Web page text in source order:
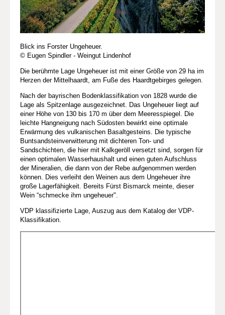
Blick ins Forster Ungeheuer.
© Eugen Spindler - Weingut Lindenhof
Die berühmte Lage Ungeheuer ist mit einer Größe von 29 ha im
Herzen der Mittelhaardt, am Fuße des Haardtgebirges gelegen.
Nach der bayrischen Bodenklassifikation von 1828 wurde die
Lage als Spitzenlage ausgezeichnet. Das Ungeheuer liegt auf
einer Höhe von 130 bis 170 m über dem Meeresspiegel. Die
leichte Hangneigung nach Südosten bewirkt eine optimale
Erwärmung des vulkanischen Basaltgesteins. Die typische
Buntsandsteinverwitterung mit dichteren Ton- und
Sandschichten, die hier mit Kalkgeröll versetzt sind, sorgen für
einen optimalen Wasserhaushalt und einen guten Aufschluss
der Mineralien, die dann von der Rebe aufgenommen werden
können. Dies verleiht den Weinen aus dem Ungeheuer ihre
große Lagerfähigkeit. Bereits Fürst Bismarck meinte, dieser
Wein “schmecke ihm ungeheuer".
VDP klassifizierte Lage, Auszug aus dem Katalog der VDP-
Klassifikation.